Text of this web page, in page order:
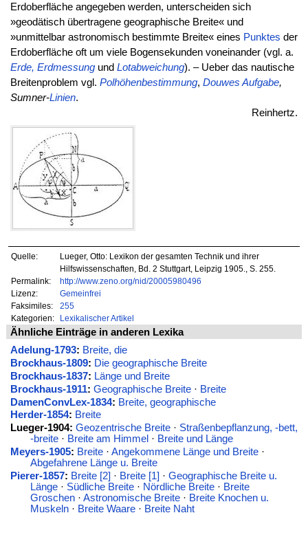
Erdoberfläche angegeben werden, unterscheiden sich
»geodätisch übertragene geographische Breite« und
»unmittelbar astronomisch bestimmte Breite« eines Punktes der
Erdoberfläche oft um viele Bogensekunden voneinander (vgl. a.
Erde, Erdmessungund Lotabweichung). – Ueber das nautische
Breitenproblem vgl. Polhöhenbestimmung, Douwes Aufgabe,
Sumner-Linien.
Reinhertz.
Quelle:
Lueger, Otto: Lexikon der gesamten Technik und ihrer
Hilfswissenschaften, Bd. 2 Stuttgart, Leipzig 1905., S. 255.
Permalink:
http://www.zeno.org/nid/20005980496
Lizenz:
Gemeinfrei
Faksimiles:
255
Kategorien:
Lexikalischer Artikel
Ähnliche Einträge in anderen Lexika
Adelung-1793: Breite, die
Brockhaus-1809: Die geographische Breite
Brockhaus-1837: Länge und Breite
Brockhaus-1911: Geographische Breite· Breite
DamenConvLex-1834: Breite, geographische
Herder-1854: Breite
Lueger-1904: Geozentrische Breite· Straßenbepflanzung, -bett,
-breite· Breite am Himmel · Breite und Länge
Meyers-1905: Breite· Angekommene Länge und Breite·
Abgefahrene Länge u. Breite
Pierer-1857: Breite [2] · Breite [1] · Geographische Breite u.
Länge· Südliche Breite· Nördliche Breite· Breite
Groschen· Astronomische Breite· Breite Knochen u.
Muskeln· Breite Waare· Breite Naht